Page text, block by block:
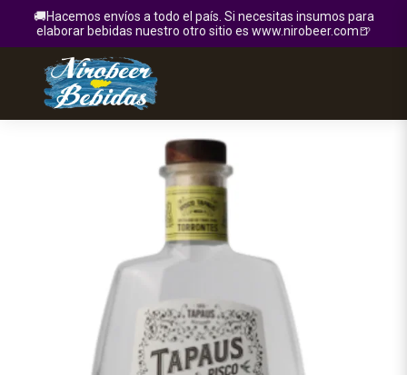
🚚Hacemos envíos a todo el país. Si necesitas insumos para
elaborar bebidas nuestro otro sitio es www.nirobeer.com🍺